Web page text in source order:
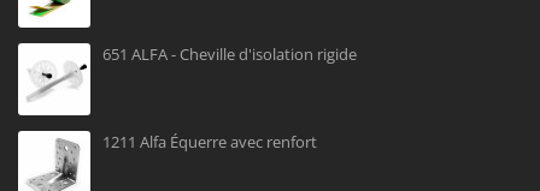
651 ALFA - Cheville d'isolation rigide
1211 Alfa Équerre avec renfort